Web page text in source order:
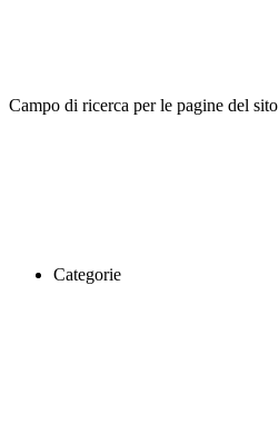
Campo di ricerca per le pagine del sito
Categorie